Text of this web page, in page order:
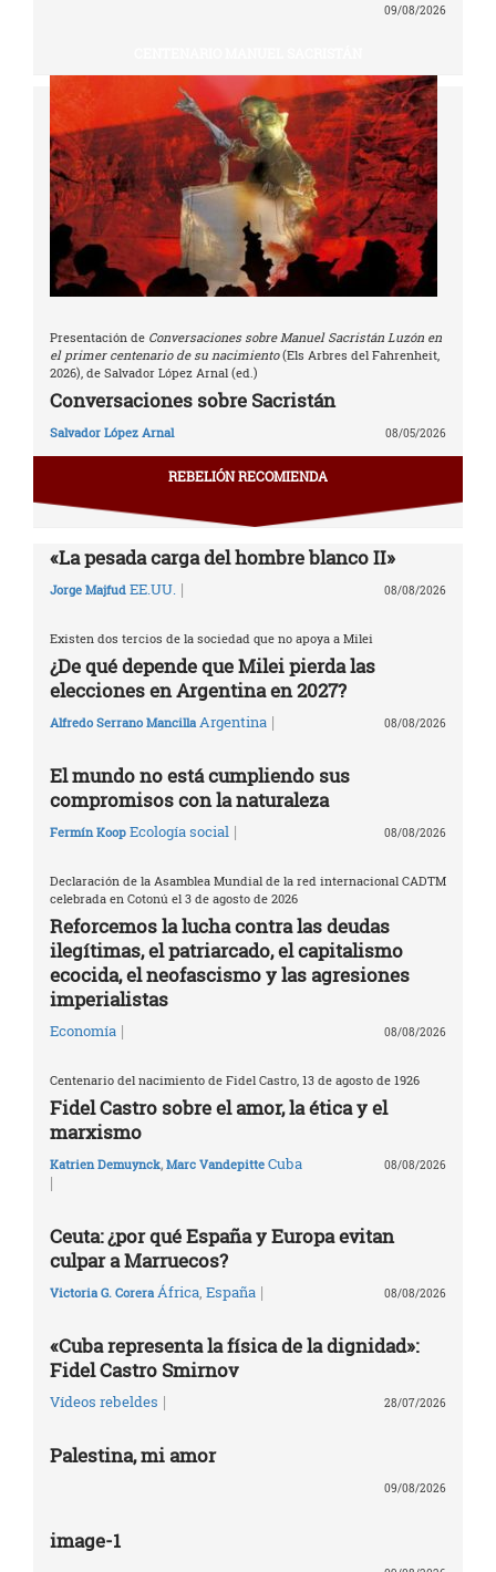
09/08/2026
Presentación de Conversaciones sobre Manuel Sacristán Luzón en
el primer centenario de su nacimiento(Els Arbres del Fahrenheit,
2026), de Salvador López Arnal (ed.)
Conversaciones sobre Sacristán
Salvador López Arnal 08/05/2026
REBELIÓN RECOMIENDA
«La pesada carga del hombre blanco II»
Jorge Majfud EE.UU. | 08/08/2026
Existen dos tercios de la sociedad que no apoya a Milei
¿De qué depende que Milei pierda las
elecciones en Argentina en 2027?
Alfredo Serrano Mancilla Argentina | 08/08/2026
El mundo no está cumpliendo sus
compromisos con la naturaleza
Fermín Koop Ecología social | 08/08/2026
Declaración de la Asamblea Mundial de la red internacional CADTM
celebrada en Cotonú el 3 de agosto de 2026
Reforcemos la lucha contra las deudas
ilegítimas, el patriarcado, el capitalismo
ecocida, el neofascismo y las agresiones
imperialistas
Economía | 08/08/2026
Centenario del nacimiento de Fidel Castro, 13 de agosto de 1926
Fidel Castro sobre el amor, la ética y el
marxismo
Katrien Demuynck, Marc Vandepitte Cuba
|
08/08/2026
Ceuta: ¿por qué España y Europa evitan
culpar a Marruecos?
Victoria G. Corera África, España | 08/08/2026
«Cuba representa la física de la dignidad»:
Fidel Castro Smirnov
Vídeos rebeldes | 28/07/2026
Palestina, mi amor
09/08/2026
image-1